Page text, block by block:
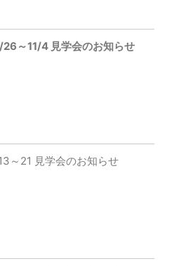
26～11/4 見学会のお知らせ
～21 見学会のお知らせ